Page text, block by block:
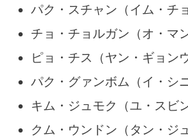
パク・スチャン（イム・チ
チョ・チョルガン（オ・マ
ピョ・チス（ヤン・ギョン
パク・グァンボム（イ・シ
キム・ジュモク（ユ・スビン
クム・ウンドン（タン・ジ